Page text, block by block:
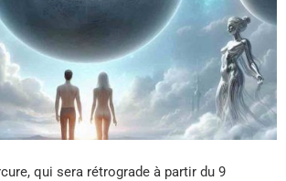
qui sera rétrograde à partir du 9